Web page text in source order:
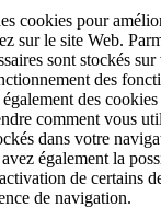
cookies pour
sur le site Web.
sont stockés
des
des
comment vous
dans votre
également la
de certains
de navigation.